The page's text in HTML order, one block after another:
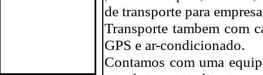
de transporte para
Transporte tambem com
GPS e ar-condicionado.
Contamos com uma